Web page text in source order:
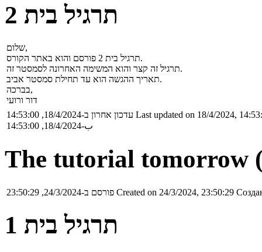
תרגיל בית 2
שלום,
תרגיל בית 2 פורסם והוא באתר הקורס.
תרגיל זה קצר והוא המשימה האחרונה לסמסטר זה.
תאריך ההגשה הוא עד תחילת סמסטר אביב.
בברכה,
דור ורועי
עדכון אחרון ב-18/4/2024, 14:53:00 Last updated on 18/4/2024,
ب-18/4/2024, 14:53:00
The tutorial tomorrow
פורסם ב-24/3/2024, 23:50:29 Created on 24/3/2024, 23:50:29
תרגיל בית 1